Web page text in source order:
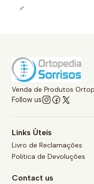
Venda de Produtos
Follow us
Links Úteis
Livro de Reclamações
Politica de Devoluções
Contact us